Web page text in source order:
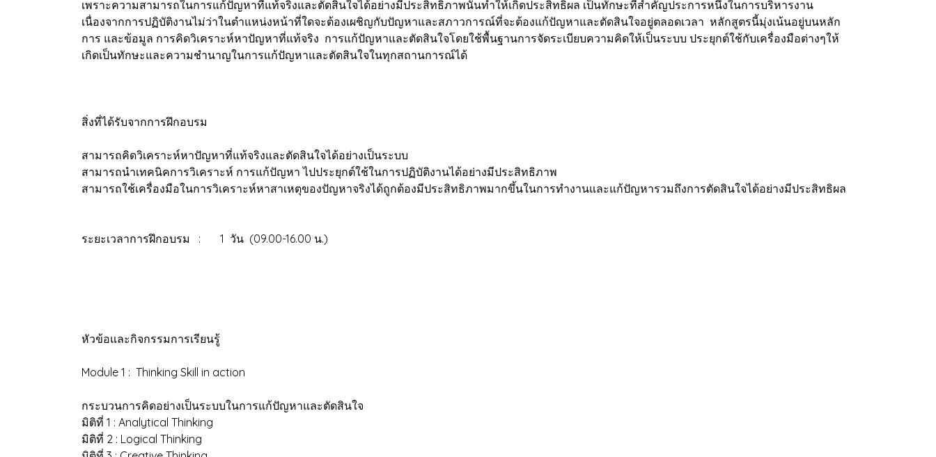
เพราะความสามารถในการแก้ปัญหาที่แท้จริงและตัดสินใจได้อย่างมีประสิทธิภาพนั้นทำให้เกิดประสิทธิผล เป็นทักษะที่สำคัญประการหนึ่งในการบริหารงาน
เนื่องจากการปฏิบัติงานไม่ว่าในตำแหน่งหน้าที่ใดจะต้องเผชิญกับปัญหาและสภาวการณ์ที่จะต้องแก้ปัญหาและตัดสินใจอยู่ตลอดเวลา หลักสูตรนี้มุ่งเน้นอยู่บนหลัก
การ และข้อมูล การคิดวิเคราะห์หาปัญหาที่แท้จริง การแก้ปัญหาและตัดสินใจโดยใช้พื้นฐานการจัดระเบียบความคิดให้เป็นระบบ ประยุกต์ใช้กับเครื่องมือต่างๆให้
เกิดเป็นทักษะและความชำนาญในการแก้ปัญหาและตัดสินใจในทุกสถานการณ์ได้
สิ่งที่ได้รับจากการฝึกอบรม
สามารถคิดวิเคราะห์หาปัญหาที่แท้จริงและตัดสินใจได้อย่างเป็นระบบ
สามารถนำเทคนิคการวิเคราะห์ การแก้ปัญหา ไปประยุกต์ใช้ในการปฏิบัติงานได้อย่างมีประสิทธิภาพ
สามารถใช้เครื่องมือในการวิเคราะห์หาสาเหตุของปัญหาจริงได้ถูกต้องมีประสิทธิภาพมากขึ้นในการทำงานและแก้ปัญหารวมถึงการตัดสินใจได้อย่างมีประสิทธิผล
ระยะเวลาการฝึกอบรม : 1 วัน (09.00-16.00 น.)
หัวข้อและกิจกรรมการเรียนรู้
Module 1 : Thinking Skill in action
กระบวนการคิดอย่างเป็นระบบในการแก้ปัญหาและตัดสินใจ
มิติที่ 1 : Analytical Thinking
มิติที่ 2 : Logical Thinking